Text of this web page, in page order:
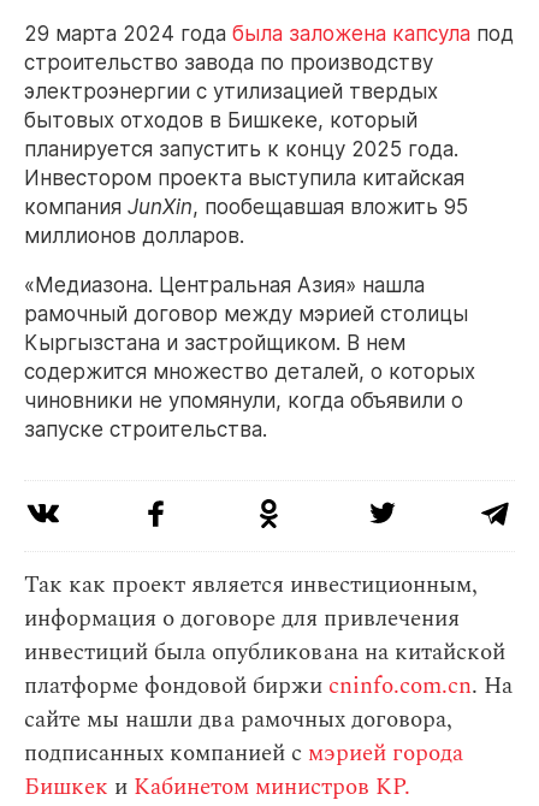
29 марта 2024 года была заложена капсула под
строительство завода по производству
электроэнергии с утилизацией твердых
бытовых отходов в Бишкеке, который
планируется запустить к концу 2025 года.
Инвестором проекта выступила китайская
компания JunXin, пообещавшая вложить 95
миллионов долларов.
«Медиазона. Центральная Азия» нашла
рамочный договор между мэрией столицы
Кыргызстана и застройщиком. В нем
содержится множество деталей, о которых
чиновники не упомянули, когда объявили о
запуске строительства.
Так как проект является инвестиционным,
информация о договоре для привлечения
инвестиций была опубликована на китайской
платформе фондовой биржи cninfo.com.cn. На
сайте мы нашли два рамочных договора,
подписанных компанией с мэрией города
Бишкек и Кабинетом министров КР.